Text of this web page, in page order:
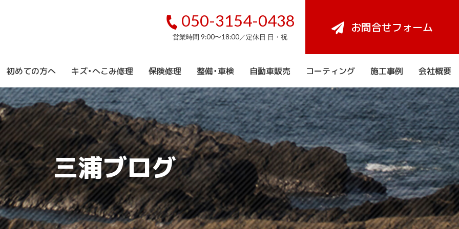
050-3154-0438
営業時間 9:00〜18:00／定休日 日・祝
お問合せフォーム
初めての方へ キズ・へこみ修理 保険修理 整備・車検 自動車販売 コーティング 施工事例 会社概要
三浦ブログ